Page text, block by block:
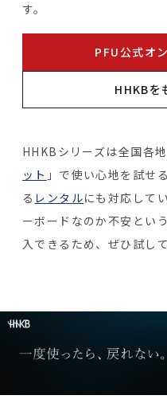
す。
PFU公式オ
HHKBを
HHKBシリーズは全国各
ット 」で使い心地を試せ
る レンタルにも対応して
ーボードなのか不安とい
入できるため、ぜひ試し